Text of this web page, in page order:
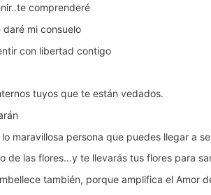
comprenderé
mi consuelo
con libertad contigo
tuyos que te están vedados.
maravillosa persona que puedes llegar a
de las flores…y te llevarás tus flores para
también, porque amplifica el Amor